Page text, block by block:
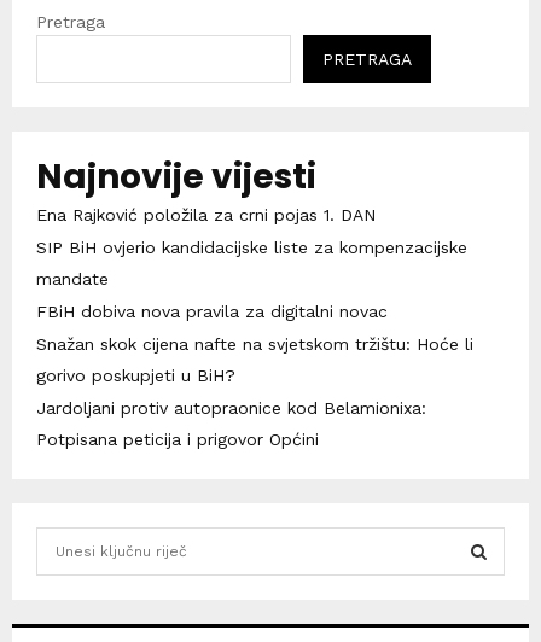
Pretraga
PRETRAGA
Najnovije vijesti
Ena Rajković položila za crni pojas 1. DAN
SIP BiH ovjerio kandidacijske liste za kompenzacijske
mandate
FBiH dobiva nova pravila za digitalni novac
Snažan skok cijena nafte na svjetskom tržištu: Hoće li
gorivo poskupjeti u BiH?
Jardoljani protiv autopraonice kod Belamionixa:
Potpisana peticija i prigovor Općini